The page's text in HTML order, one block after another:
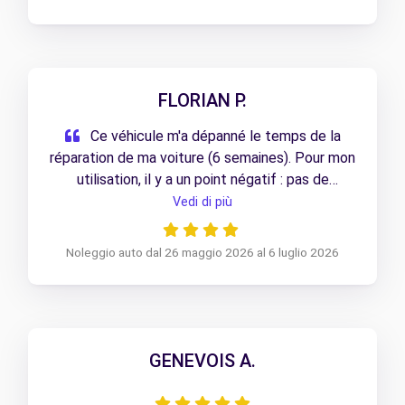
FLORIAN P.
Ce véhicule m'a dépanné le temps de la
réparation de ma voiture (6 semaines). Pour mon
utilisation, il y a un point négatif : pas de
plancher plat du fait que le plancher amovible
n'était pas fournit.
Vedi di più
Noleggio auto dal 26 maggio 2026 al 6 luglio 2026
GENEVOIS A.